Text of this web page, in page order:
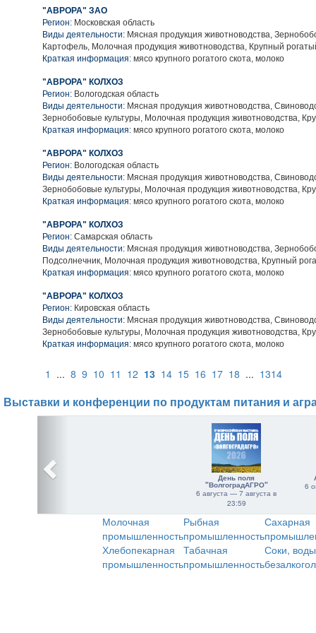
"АВРОРА" ЗАО
Регион: Московская область
Виды деятельности: Мясная продукция животноводства,
Картофель, Молочная продукция животноводства, Крупный
Краткая информация: мясо крупного рогатого скота, молоко
"АВРОРА" КОЛХОЗ
Регион: Вологодская область
Виды деятельности: Мясная продукция животноводства,
Зернобобовые культуры, Молочная продукция животноводства,
Краткая информация: мясо крупного рогатого скота, молоко
"АВРОРА" КОЛХОЗ
Регион: Вологодская область
Виды деятельности: Мясная продукция животноводства,
Зернобобовые культуры, Молочная продукция животноводства,
Краткая информация: мясо крупного рогатого скота, молоко
"АВРОРА" КОЛХОЗ
Регион: Самарская область
Виды деятельности: Мясная продукция животноводства,
Подсолнечник, Молочная продукция животноводства, Крупный
Краткая информация: мясо крупного рогатого скота, молоко
"АВРОРА" КОЛХОЗ
Регион: Кировская область
Виды деятельности: Мясная продукция животноводства,
Зернобобовые культуры, Молочная продукция животноводства,
Краткая информация: мясо крупного рогатого скота, молоко
1 ... 8 9 10 11 12 13 14 15 16 17 18 ... 1314
Выставки и конференции по продуктам питания и
День поля
"ВолгоградАГРО"
6 августа — 7 августа в
23:59
6
Молочная
промышленность
Рыбная
промышленность
Сахарная
Хлебопекарная
промышленность
Табачная
промышленность
Соки,